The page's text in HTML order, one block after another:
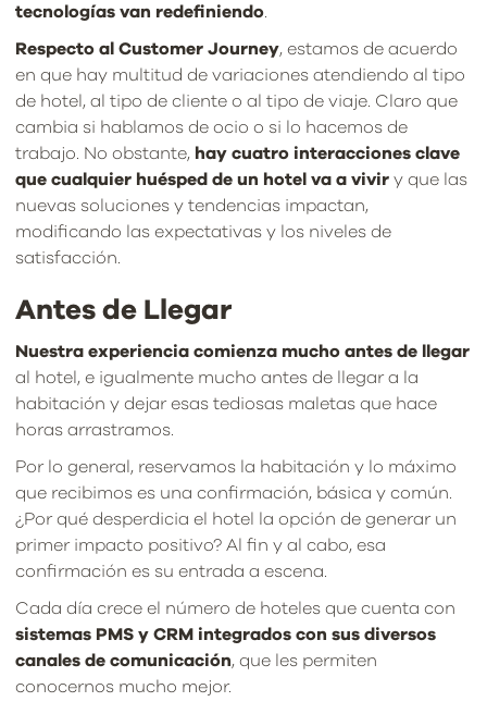
tecnologías van redefiniendo
Respecto al Customer Journey, estamos de acuerdo
en que hay multitud de variaciones atendiendo al tipo
de hotel, al tipo de cliente o al tipo de viaje. Claro que
cambia si hablamos de ocio o si lo hacemos de
trabajo. No obstante, hay cuatro interacciones clave
que cualquier huésped de un hotel va a vivir y que las
nuevas soluciones y tendencias impactan,
modificando las expectativas y los niveles de
satisfacción.
Antes de Llegar
Nuestra experiencia comienza mucho antes de llegar
al hotel, e igualmente mucho antes de llegar a la
habitación y dejar esas tediosas maletas que hace
horas arrastramos.
Por lo general, reservamos la habitación y lo máximo
que recibimos es una confirmación, básica y común.
¿Por qué desperdicia el hotel la opción de generar un
primer impacto positivo? Al fin y al cabo, esa
confirmación es su entrada a escena.
Cada día crece el número de hoteles que cuenta con
sistemas PMS y CRM integrados con sus diversos
canales de comunicación, que les permiten
conocernos mucho mejor.